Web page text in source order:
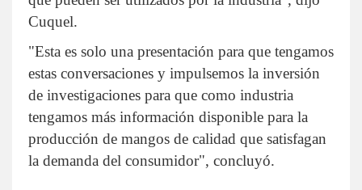
Cuquel.
"Esta es solo una presentación para que tengamos
estas conversaciones y impulsemos la inversión
de investigaciones para que como industria
tengamos más información disponible para la
producción de mangos de calidad que satisfagan
la demanda del consumidor", concluyó.